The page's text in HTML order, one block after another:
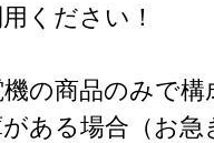
ください！
の商品のみで構
ある場合（お急